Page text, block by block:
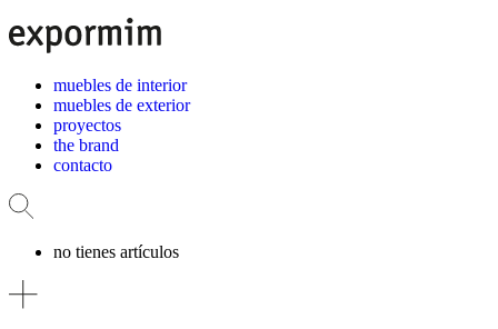
muebles de interior
muebles de exterior
proyectos
the brand
contacto
no tienes artículos